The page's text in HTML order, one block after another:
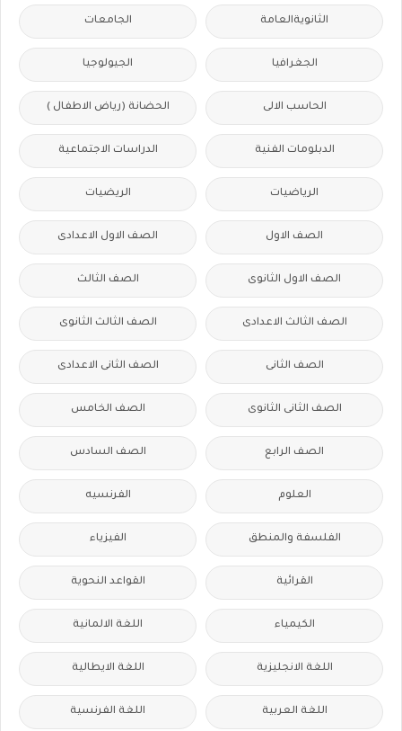
الثانويةالعامة الجامعات
الجغرافيا الجيولوجيا
الحاسب الالى الحضانة (رياض الاطفال )
الدبلومات الفنية الدراسات الاجتماعية
الرياضيات الريضيات
الصف الاول الصف الاول الاعدادى
الصف الاول الثانوى الصف الثالث
الصف الثالث الاعدادى الصف الثالث الثانوى
الصف الثانى الصف الثانى الاعدادى
الصف الثانى الثانوى الصف الخامس
الصف الرابع الصف السادس
العلوم الفرنسيه
الفلسفة والمنطق الفيزياء
القرائية القواعد النحوية
الكيمياء اللغة الالمانية
اللغة الانجليزية اللغة الايطالية
اللغة العربية اللغة الفرنسية